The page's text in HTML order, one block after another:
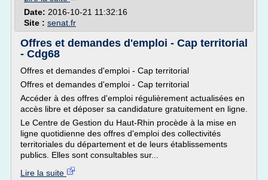
Date: 2016-10-21 11:32:16
Site : senat.fr
Offres et demandes d'emploi - Cap territorial
- Cdg68
Offres et demandes d'emploi - Cap territorial
Offres et demandes d'emploi - Cap territorial
Accéder à des offres d'emploi régulièrement actualisées en
accès libre et déposer sa candidature gratuitement en ligne.
Le Centre de Gestion du Haut-Rhin procède à la mise en
ligne quotidienne des offres d'emploi des collectivités
territoriales du département et de leurs établissements
publics. Elles sont consultables sur...
Lire la suite